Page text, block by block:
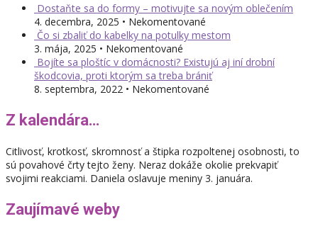
Dostaňte sa do formy – motivujte sa novým oblečením
4. decembra, 2025 • Nekomentované
Čo si zbaliť do kabelky na potulky mestom
3. mája, 2025 • Nekomentované
Bojíte sa ploštíc v domácnosti? Existujú aj iní drobní
škodcovia, proti ktorým sa treba brániť
8. septembra, 2022 • Nekomentované
Z kalendára…
Citlivosť, krotkosť, skromnosť a štipka rozpoltenej osobnosti, to
sú povahové črty tejto ženy. Neraz dokáže okolie prekvapiť
svojimi reakciami. Daniela oslavuje meniny 3. januára.
Zaujímavé weby